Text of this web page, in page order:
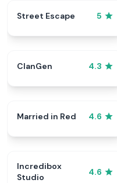
Street Escape 5
ClanGen 4.3
Married in Red 4.6
Incredibox
Studio
4.6